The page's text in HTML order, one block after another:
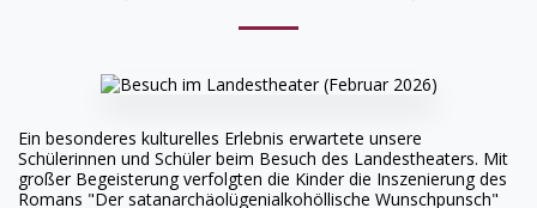
Ein besonderes kulturelles Erlebnis erwartete unsere
Schülerinnen und Schüler beim Besuch des Landestheaters. Mit
großer Begeisterung verfolgten die Kinder die Inszenierung des
Romans "Der satanarchäolügenialkohöllische Wunschpunsch"